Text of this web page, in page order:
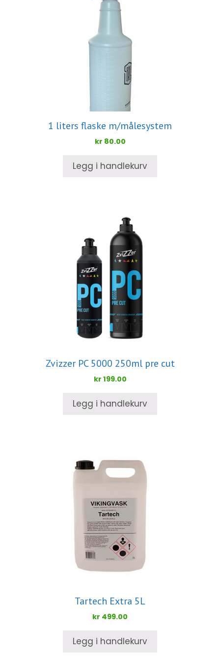
1 liters flaske m/målesystem
kr 80.00
Legg i handlekurv
Zvizzer PC 5000 250ml pre cut
kr 199.00
Legg i handlekurv
Tartech Extra 5L
kr 499.00
Legg i handlekurv